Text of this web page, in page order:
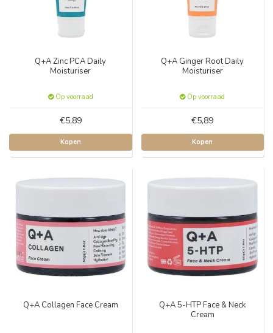
Q+A Zinc PCA Daily
Moisturiser
Op voorraad
€5,89
Kopen
Q+A Ginger Root Daily
Moisturiser
Op voorraad
€5,89
Kopen
Q+A Collagen Face Cream
Q+A 5-HTP Face & Neck
Cream